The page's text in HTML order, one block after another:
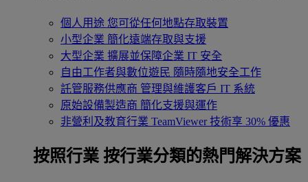
個人用途 您可從任何地點存取裝置
小型企業 簡化遠端存取與支援
大型企業 擴展並保障企業 IT 安全
自由工作者與數位遊民 隨時隨地安全工作
託管服務供應商 管理與維護客戶 IT 系統
原始設備製造商 簡化支援與運作
非營利及教育行業 TeamViewer 技術享 30% 優惠
按照行業 按行業分類的熱門解決方案